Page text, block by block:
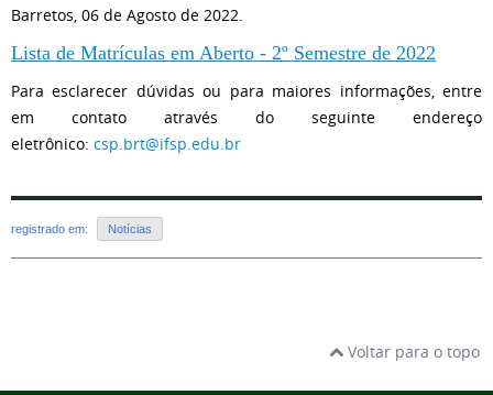
Barretos, 06 de Agosto de 2022.
Lista de Matrículas em Aberto - 2º Semestre de 2022
Para esclarecer dúvidas ou para maiores informações, entre
em contato através do seguinte endereço
eletrônico: csp.brt@ifsp.edu.br
registrado em: Notícias
Voltar para o topo